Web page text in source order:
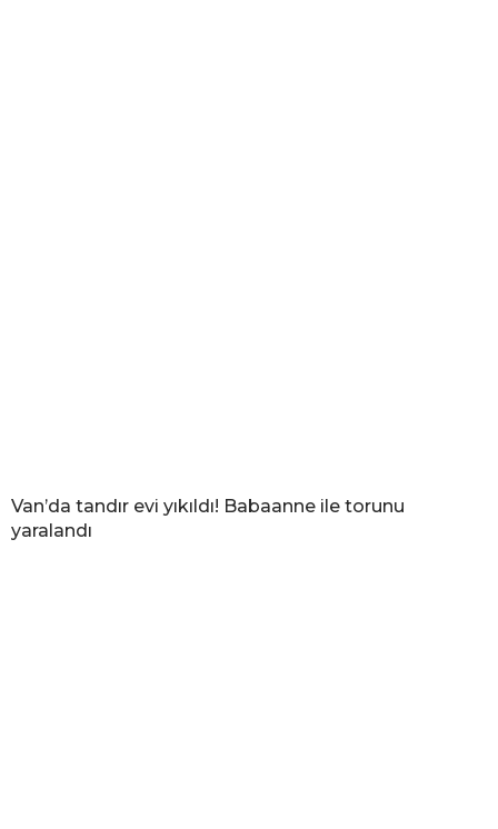
Van’da tandır evi yıkıldı! Babaanne ile torunu
yaralandı